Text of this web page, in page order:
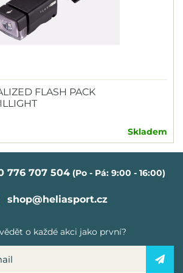
FLASH PACK
Skladem
776 707 504 (Po - Pá: 9:00 - 16:00)
shop@heliasport.cz
o každé akci jako první?